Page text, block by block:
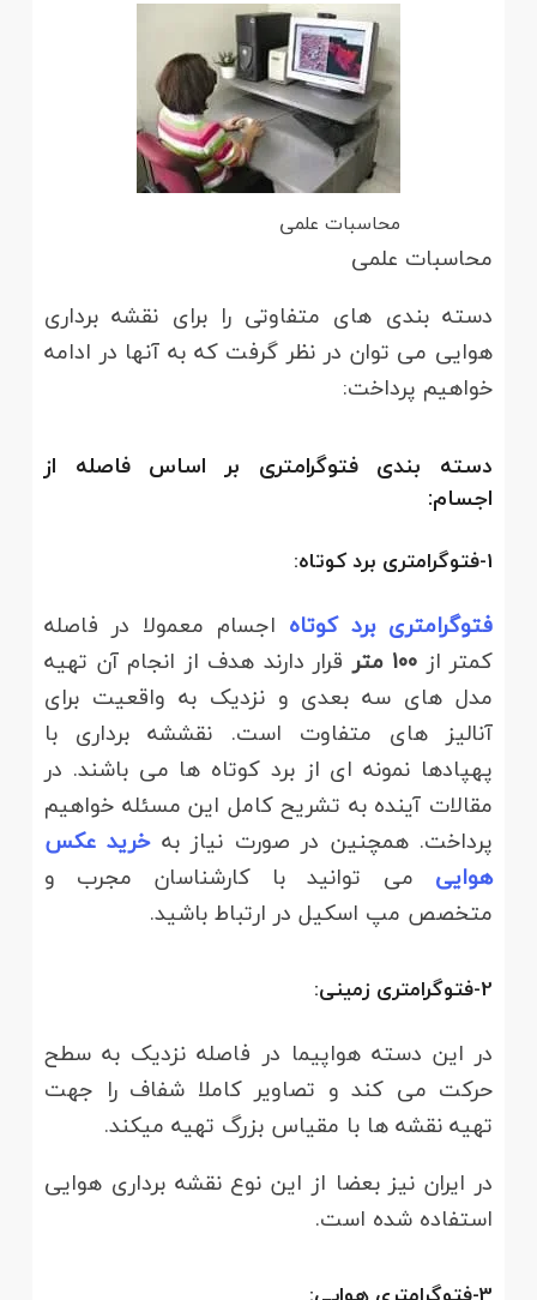
محاسبات علمی
محاسبات علمی
دسته بندی های متفاوتی را برای نقشه برداری
هوایی می توان در نظر گرفت که به آنها در ادامه
خواهیم پرداخت:
دسته بندی فتوگرامتری بر اساس فاصله از
اجسام:
1-فتوگرامتری برد کوتاه:
فتوگرامتری برد کوتاه اجسام معمولا در فاصله
کمتر از
قرار دارند هدف از انجام آن تهیه
مدل های سه بعدی و نزدیک به واقعیت برای
آنالیز های متفاوت است. نقششه برداری با
پهپادها نمونه ای از برد کوتاه ها می باشند. در
مقالات آینده به تشریح کامل این مسئله خواهیم
پرداخت. همچنین در صورت نیاز بهخرید عکس
هوایی می توانید با کارشناسان مجرب و
متخصص مپ اسکیل در ارتباط باشید.
2-فتوگرامتری زمینی:
در این دسته هواپیما در فاصله نزدیک به سطح
حرکت می کند و تصاویر کاملا شفاف را جهت
تهیه نقشه ها با مقیاس بزرگ تهیه میکند.
در ایران نیز بعضا از این نوع نقشه برداری هوایی
استفاده شده است.